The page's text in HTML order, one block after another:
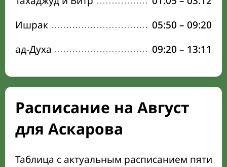
Ишрак
05:50 – 09:20
ад-Духа
09:20 – 13:11
Расписание на Август
для Аскарова
Таблица с актуальным расписанием пяти